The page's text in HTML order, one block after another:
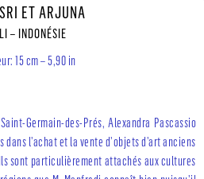
ET ARJUNA
– INDONÉSIE
15 cm – 5,90 in
Germain-des-Prés, Alexandra Pascassio
l’achat et la vente d’objets d’art anciens
sont particulièrement attachés aux cultures